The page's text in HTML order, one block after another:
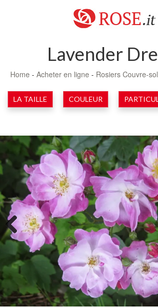
Lavender
Home - Acheter en ligne - Rosiers Couvre-sol
LA TAILLE COULEUR
Previous